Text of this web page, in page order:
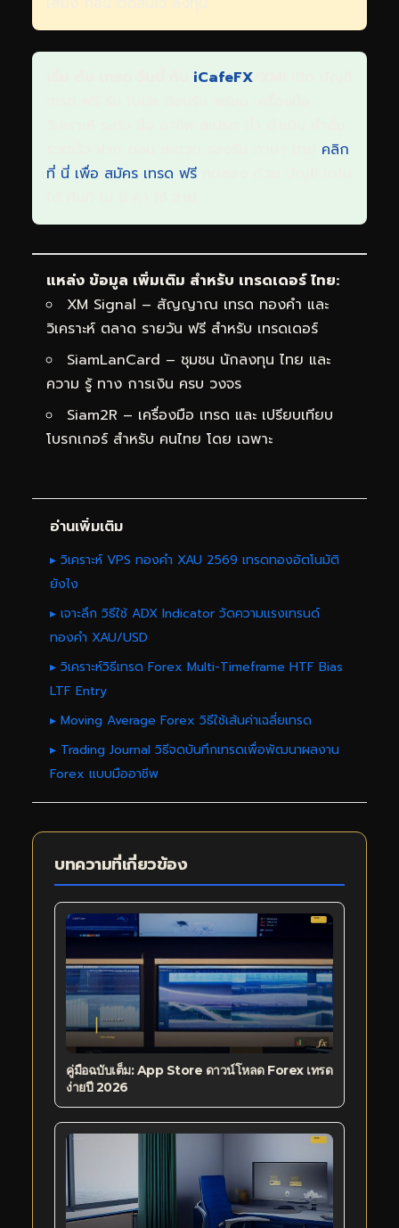
iCafeFX
คลิก
ที่ นี่ เพื่อ สมัคร เทรด ฟรี
แหล่ง ข้อมูล เพิ่มเติม สำหรับ เทรดเดอร์ ไทย:
XM Signal – สัญญาณ เทรด ทองคำ และ
วิเคราะห์ ตลาด รายวัน ฟรี สำหรับ เทรดเดอร์
SiamLanCard – ชุมชน นักลงทุน ไทย และ
ความ รู้ ทาง การเงิน ครบ วงจร
Siam2R – เครื่องมือ เทรด และ เปรียบเทียบ
โบรกเกอร์ สำหรับ คนไทย โดย เฉพาะ
อ่านเพิ่มเติม
▸ วิเคราะห์ VPS ทองคำ XAU 2569 เทรดทองอัตโนมัติ
ยังไง
▸ เจาะลึก วิธีใช้ ADX Indicator วัดความแรงเทรนด์
ทองคำ XAU/USD
▸ วิเคราะห์วิธีเทรด Forex Multi-Timeframe HTF Bias
LTF Entry
▸ Moving Average Forex วิธีใช้เส้นค่าเฉลี่ยเทรด
▸ Trading Journal วิธีจดบันทึกเทรดเพื่อพัฒนาผลงาน
Forex แบบมืออาชีพ
บทความที่เกี่ยวข้อง
คู่มือฉบับเต็ม: App Store ดาวน์โหลด Forex เทรด
ง่ายปี 2026